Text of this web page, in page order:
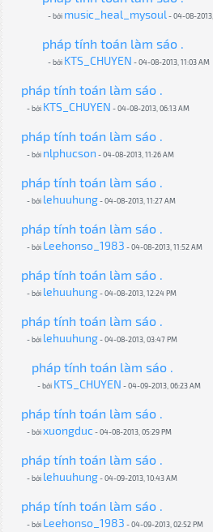
- bởi music_heal_mysoul- 04-08-
pháp tính toán làm sáo .
- bởi KTS_CHUYEN - 04-08-2013, 11:03 AM
pháp tính toán làm sáo .
- bởi KTS_CHUYEN - 04-08-2013, 06:13 AM
pháp tính toán làm sáo .
- bởi nlphucson - 04-08-2013, 11:26 AM
pháp tính toán làm sáo .
- bởi lehuuhung- 04-08-2013, 11:27 AM
pháp tính toán làm sáo .
- bởi Leehonso_1983 - 04-08-2013, 11:52 AM
pháp tính toán làm sáo .
- bởi lehuuhung- 04-08-2013, 12:24 PM
pháp tính toán làm sáo .
- bởi lehuuhung- 04-08-2013, 03:47 PM
pháp tính toán làm sáo .
- bởi KTS_CHUYEN - 04-09-2013, 06:23 AM
pháp tính toán làm sáo .
- bởixuongduc- 04-08-2013, 05:29 PM
pháp tính toán làm sáo .
- bởi lehuuhung- 04-09-2013, 10:43 AM
pháp tính toán làm sáo .
- bởi Leehonso_1983 - 04-09-2013, 02:52 PM